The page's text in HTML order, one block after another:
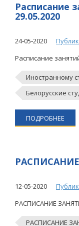
Расписание
29.05.2020
24-05-2020
Расписание
Иностранному
Белорусские
ПОДРОБНЕЕ
12-05-2020
РАСПИСАНИЕ
РАСПИСАНИЕ